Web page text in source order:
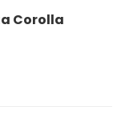
Corolla